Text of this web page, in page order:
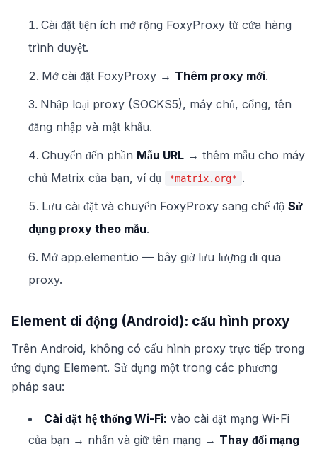
Cài đặt tiện ích mở rộng FoxyProxy từ cửa hàng
trình duyệt.
Mở cài đặt FoxyProxy → Thêm proxy mới.
Nhập loại proxy (SOCKS5), máy chủ, cổng, tên
đăng nhập và mật khẩu.
Chuyển đến phần Mẫu URL → thêm mẫu cho máy
chủ Matrix của bạn, ví dụ
*matrix.org* .
Lưu cài đặt và chuyển FoxyProxy sang chế độ Sử
dụng proxy theo mẫu.
Mở app.element.io — bây giờ lưu lượng đi qua
proxy.
Element di động (Android): cấu hình proxy
Trên Android, không có cấu hình proxy trực tiếp trong
ứng dụng Element. Sử dụng một trong các phương
pháp sau:
Cài đặt hệ thống Wi-Fi: vào cài đặt mạng Wi-Fi
của bạn → nhấn và giữ tên mạng → Thay đổi mạng